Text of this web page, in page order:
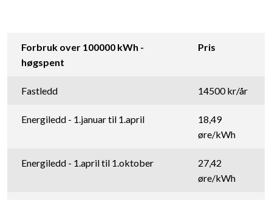
Forbruk over 100000 kWh -
høgspent
Pris
Fastledd 14500 kr/år
Energiledd - 1.januar til 1.april
18,49
øre/kWh
Energiledd - 1.april til 1.oktober
27,42
øre/kWh